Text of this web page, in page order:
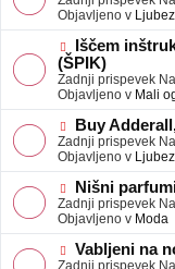
j
a
v
e
v
e
o
b
j
a
v
e
Objavljeno v
N
o
v
e
o
b
j
a
v
e
Iščem
(ŠPIK)
Zadnji prispevek
Objavljeno v Mali
N
o
v
e
o
b
j
a
v
e
Buy
Zadnji prispevek
Objavljeno v
N
o
v
e
o
b
Nišni
Zadnji prispevek
Objavljeno v Moda
N
o
Vabljeni na